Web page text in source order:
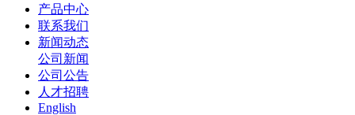
产品中心
联系我们
新闻动态
公司新闻
公司公告
人才招聘
English